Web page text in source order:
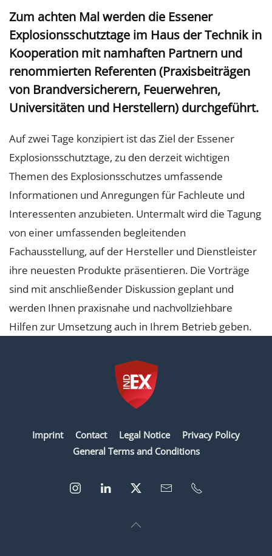
Zum achten Mal werden die Essener
Explosionsschutztage im Haus der Technik in
Kooperation mit namhaften Partnern und
renommierten Referenten (Praxisbeiträgen
von Brandversicherern, Feuerwehren,
Universitäten und Herstellern) durchgeführt.
Auf zwei Tage konzipiert ist das Ziel der Essener
Explosionsschutztage, zu den derzeit wichtigen
Themen des Explosionsschutzes umfassende
Informationen und Anregungen für Fachleute und
Interessenten anzubieten. Untermalt wird die Tagung
von einer umfassenden begleitenden
Fachausstellung, auf der Hersteller und Dienstleister
ihre neuesten Produkte präsentieren. Die Vorträge
sind mit anschließender Diskussion geplant und
werden Ihnen praxisnahe und nachvollziehbare
Hilfen zur Umsetzung auch in Ihrem Betrieb geben.
Imprint Contact Legal Notice
Privacy Policy
General Terms and Conditions